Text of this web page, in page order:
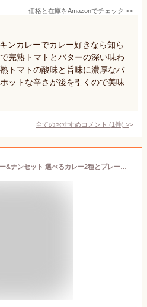
価格と在庫をAmazonでチェック >>
ンカレーでカレー好きなら知ら
完熟トマトとバターの深い味わ
トマトの酸味と旨味に濃厚なバ
ットな辛さが後を引くので美味
全てのおすすめコメント (1件) >
【set】お試しインドカレー&ナンセット 選べるカレー2種とプレーンナン2枚